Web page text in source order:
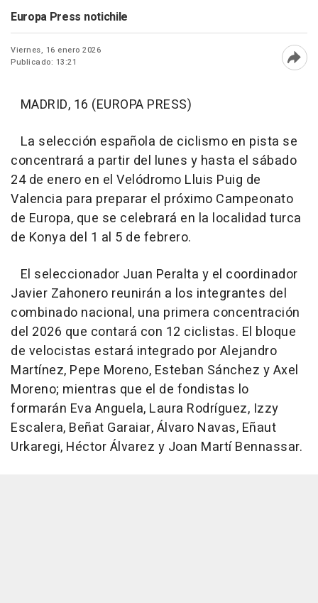
Europa Press notichile
Viernes, 16 enero 2026
Publicado: 13:21
MADRID, 16 (EUROPA PRESS)
La selección española de ciclismo en pista se
concentrará a partir del lunes y hasta el sábado
24 de enero en el Velódromo Lluis Puig de
Valencia para preparar el próximo Campeonato
de Europa, que se celebrará en la localidad turca
de Konya del 1 al 5 de febrero.
El seleccionador Juan Peralta y el coordinador
Javier Zahonero reunirán a los integrantes del
combinado nacional, una primera concentración
del 2026 que contará con 12 ciclistas. El bloque
de velocistas estará integrado por Alejandro
Martínez, Pepe Moreno, Esteban Sánchez y Axel
Moreno; mientras que el de fondistas lo
formarán Eva Anguela, Laura Rodríguez, Izzy
Escalera, Beñat Garaiar, Álvaro Navas, Eñaut
Urkaregi, Héctor Álvarez y Joan Martí Bennassar.